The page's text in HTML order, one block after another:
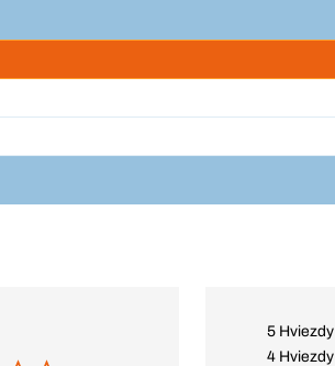
5 Hviezdy
4 Hviezdy